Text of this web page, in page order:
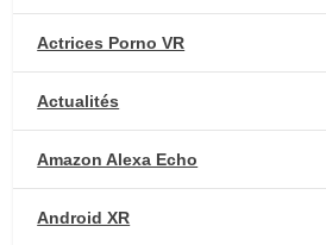
Actrices Porno VR
Actualités
Amazon Alexa Echo
Android XR